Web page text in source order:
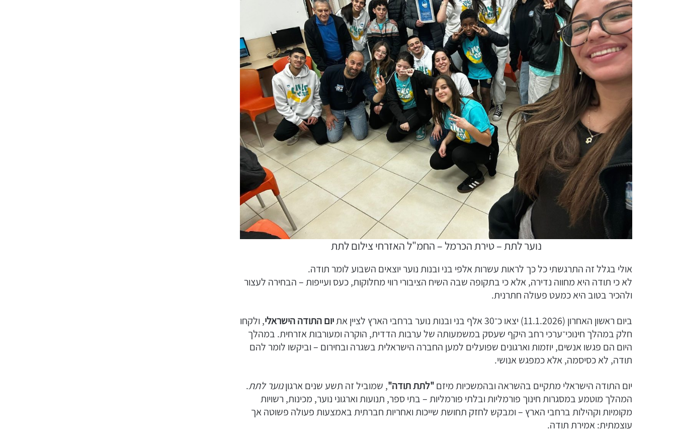
נוער לתת – טירת הכרמל – החמ"ל האזרחי צילום לתת
אולי בגלל זה התרגשתי כל כך לראות עשרות אלפי בני ובנות נוער יוצאים השבוע לומר תודה.
לא כי תודה היא מחווה נדירה, אלא כי בתקופה שבה השיח הציבורי רווי מחלוקות, כעס ועייפות – הבחירה לעצור
ולהכיר בטוב היא כמעט פעולה חתרנית.
ביום ראשון האחרון (11.1.2026) יצאו כ־30 אלף בני ובנות נוער ברחבי הארץ לציין את
יום התודה הישראלי, ולקחו
חלק במהלך חינוכי־ערכי רחב היקף שעסק במשמעותה של ערבות הדדית, הוקרה ומעורבות אזרחית. במהלך
היום הם פגשו אנשים, יוזמות וארגונים שפועלים למען החברה הישראלית בשגרה ובחירום – וביקשו לומר להם
תודה, לא כסיסמה, אלא כמפגש אנושי.
יום התודה הישראלי מתקיים בהשראה ובהמשכיות מיזם"לתת תודה", שמוביל זה תשע שנים ארגוןנוער לתת.
המהלך מוטמע במסגרות חינוך פורמליות ובלתי פורמליות – בתי ספר, תנועות וארגוני נוער, מכינות, רשויות
מקומיות וקהילות ברחבי הארץ – ומבקש לחזק תחושת שייכות ואחריות חברתית באמצעות פעולה פשוטה אך
עוצמתית: אמירת תודה.